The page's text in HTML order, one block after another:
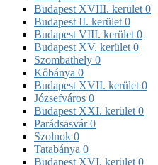
Budapest XVIII. kerület 0
Budapest II. kerület 0
Budapest VIII. kerület 0
Budapest XV. kerület 0
Szombathely 0
Kőbánya 0
Budapest XVII. kerület 0
Józsefváros 0
Budapest XXI. kerület 0
Parádsasvár0
Szolnok 0
Tatabánya 0
Budapest XVI. kerület 0